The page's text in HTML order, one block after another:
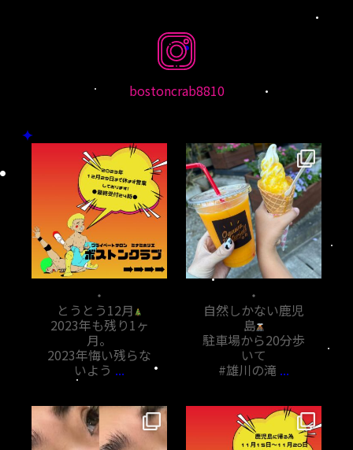
bostoncrab8810
bostoncrab8810
12月 1
・
とうとう12月
2023年も残り1ヶ
月。
2023年悔い残らな
いよう ...
bostoncrab8810
11月 7
・
自然しかない鹿児
島
駐車場から20分歩
いて
#雄川の滝 ...
bostoncrab8810 bostoncrab8810